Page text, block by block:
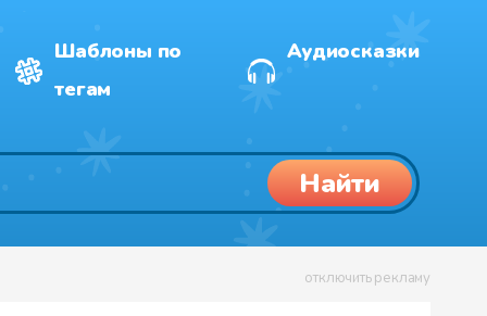
Шаблоны по
тегам
Аудиосказки
Найти
отключить рекламу